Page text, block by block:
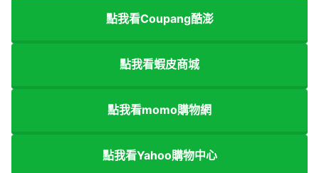
點我看Coupang酷澎
點我看蝦皮商城
點我看momo購物網
點我看Yahoo購物中心